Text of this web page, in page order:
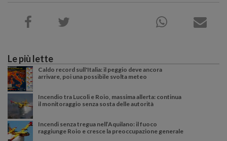
Le più lette
Caldo record sull'Italia: il peggio deve ancora
arrivare, poi una possibile svolta meteo
Incendio tra Lucoli e Roio, massima allerta: continua
il monitoraggio senza sosta delle autorità
Incendi senza tregua nell’Aquilano: il fuoco
raggiunge Roio e cresce la preoccupazione generale